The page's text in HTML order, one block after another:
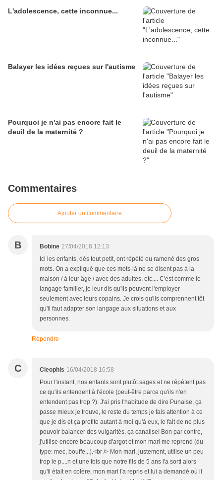
L'adolescence, cette inconnue...
Balayer les idées reçues sur l'autisme
Pourquoi je n'ai pas encore fait le
deuil de la maternité ?
Commentaires
Ajouter un commentaire
B Bobine 27/04/2018 12:13
Ici les enfants, dès tout petit, ont répété ou ramené des gros
mots. On a expliqué que ces mots-là ne se disent pas à la
maison / à leur âge / avec des adultes, etc.... C'est comme le
langage familier, je leur dis qu'ils peuvent l'employer
seulement avec leurs copains. Je crois qu'ils comprennent tôt
qu'il faut adapter son langage aux situations et aux
personnes.
Répondre
C Cleophis 16/04/2018 16:58
Pour l'instant, nos enfants sont plutôt sages et ne répètent pas
ce qu'ils entendent à l'école (peut-être parce qu'ils n'en
entendent pas trop ?). J'ai pris l'habitude de dire Punaise, ça
passe mieux je trouve, le reste du temps je fais attention à ce
que je dis et ça profite autant à moi qu'à eux, le fait de ne plus
pouvoir balancer des vulgarités, ça canalise! Bon par contre,
j'utilise encore beaucoup d'argot et mon mari me reprend (du
type: mec, bouffe...).<br /> Mon mari, justement, utilise un peu
trop le p....n et une fois que notre fils de 5 ans l'a sorti alors
qu'il était en colère, mon mari l'a repris et lui a demandé où il